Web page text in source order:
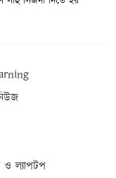
ও ল্যাপটপ